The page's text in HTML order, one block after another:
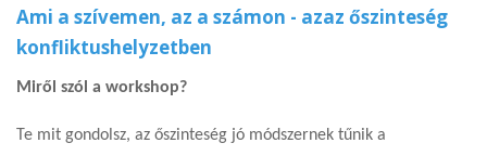
Ami a szívemen, az a számon - azaz őszinteség
konfliktushelyzetben
Miről szól a workshop?
Te mit gondolsz, az őszinteség jó módszernek tűnik a